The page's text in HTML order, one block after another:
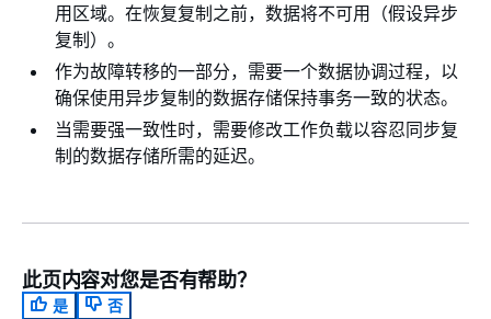
用区域。在恢复复制之前，数据将不可用（假设异步
复制）。
作为故障转移的一部分，需要一个数据协调过程，以
确保使用异步复制的数据存储保持事务一致的状态。
当需要强一致性时，需要修改工作负载以容忍同步复
制的数据存储所需的延迟。
此页内容对您是否有帮助？
是
否